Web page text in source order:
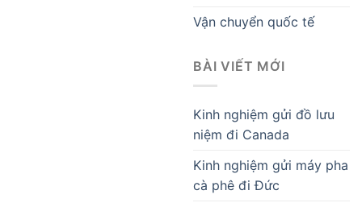
Vận chuyển quốc tế
BÀI VIẾT MỚI
Kinh nghiệm gửi đồ lưu
niệm đi Canada
Kinh nghiệm gửi máy pha
cà phê đi Đức